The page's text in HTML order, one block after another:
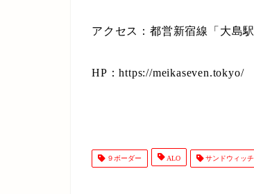
アクセス：都営新宿線「大島
HP：https://meikaseven.tokyo/
９ボーダー ALO サンドウィッ